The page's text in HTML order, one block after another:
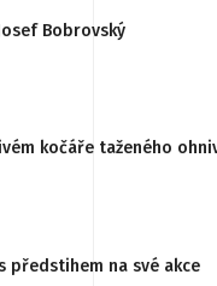
Bobrovský
kočáře taženého
předstihem na své akce